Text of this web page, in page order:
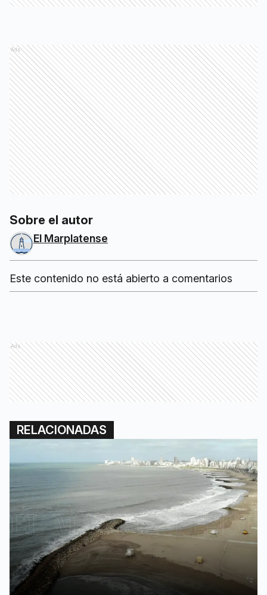
Ads
Sobre el autor
El Marplatense
Este contenido no está abierto a comentarios
Ads
RELACIONADAS